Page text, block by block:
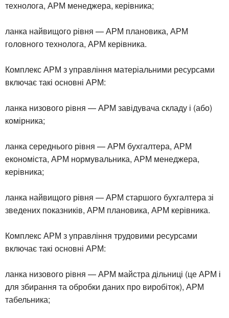
технолога, АРМ менеджера, керівника;
ланка найвищого рівня — АРМ плановика, АРМ
головного технолога, АРМ керівника.
Комплекс АРМ з управління матеріальними ресурсами
включає такі основні АРМ:
ланка низового рівня — АРМ завідувача складу і (або)
комірника;
ланка середнього рівня — АРМ бухгалтера, АРМ
економіста, АРМ нормувальника, АРМ менеджера,
керівника;
ланка найвищого рівня — АРМ старшого бухгалтера зі
зведених показників, АРМ плановика, АРМ керівника.
Комплекс АРМ з управління трудовими ресурсами
включає такі основні АРМ:
ланка низового рівня — АРМ майстра дільниці (це АРМ і
для збирання та обробки даних про виробіток), АРМ
табельника;